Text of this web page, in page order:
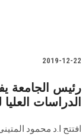
2019-12-22
رئيس الجامعة
الدراسات
افتتح ا.د محمود